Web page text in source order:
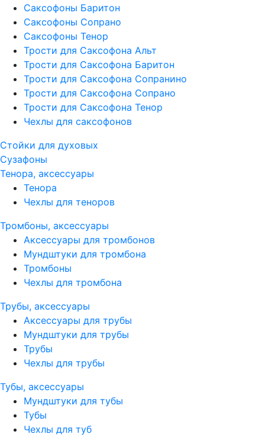
Саксофоны Баритон
Саксофоны Сопрано
Саксофоны Тенор
Трости для Саксофона Альт
Трости для Саксофона Баритон
Трости для Саксофона Сопранино
Трости для Саксофона Сопрано
Трости для Саксофона Тенор
Чехлы для саксофонов
Стойки для духовых
Сузафоны
Тенора, аксессуары
Тенора
Чехлы для теноров
Тромбоны, аксессуары
Аксессуары для тромбонов
Мундштуки для тромбона
Тромбоны
Чехлы для тромбона
Трубы, аксессуары
Аксессуары для трубы
Мундштуки для трубы
Трубы
Чехлы для трубы
Тубы, аксессуары
Мундштуки для тубы
Тубы
Чехлы для туб